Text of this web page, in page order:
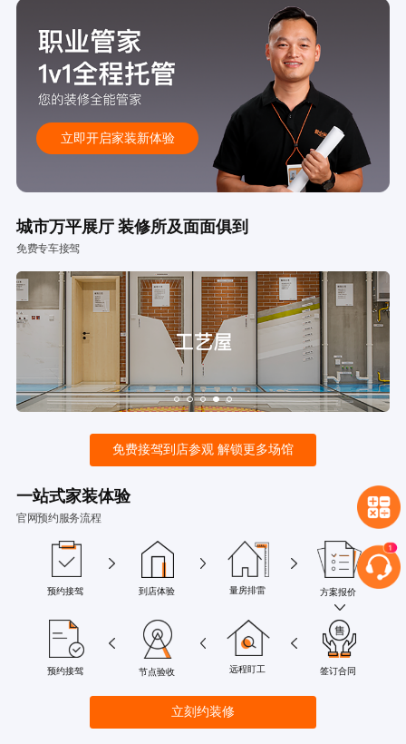
立即开启家装新体验
城市万平展厅 装修所及面面俱到
免费专车接驾
免费接驾到店参观 解锁更多场馆
一站式家装体验
官网预约服务流程
预约接驾 到店体验 量房排雷 方案报价
预约接驾 节点验收 远程盯工 签订合同
立刻约装修